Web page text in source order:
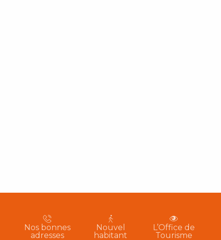
Nos bonnes
adresses
Nouvel
habitant
L’Office de
Tourisme